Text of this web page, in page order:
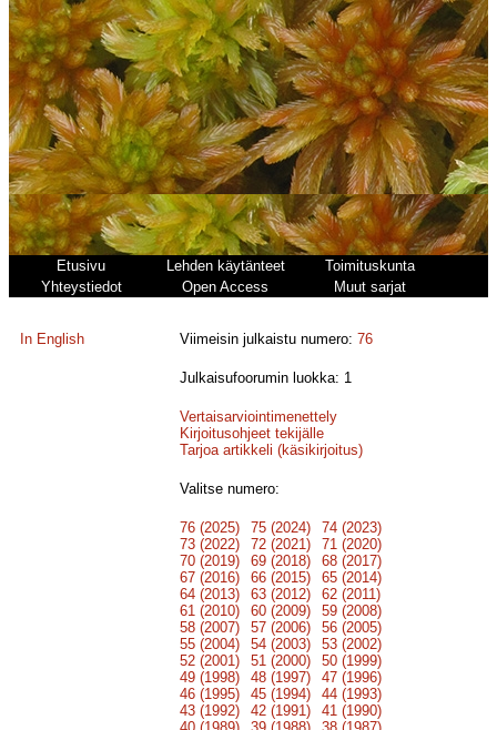
Etusivu Lehden käytänteet
Toimituskunta
Yhteystiedot
Open Access Muut sarjat
In English Viimeisin julkaistu numero:76
Julkaisufoorumin luokka: 1
Vertaisarviointimenettely
Kirjoitusohjeet tekijälle
Tarjoa artikkeli (käsikirjoitus)
Valitse numero:
76 (2025) 75 (2024)
74 (2023)
73 (2022)
72 (2021)
71 (2020)
70 (2019)
69 (2018)
68 (2017)
67 (2016)
66 (2015)
65 (2014)
64 (2013)
63 (2012)
62 (2011)
61 (2010)
60 (2009)
59 (2008)
58 (2007)
57 (2006)
56 (2005)
55 (2004)
54 (2003)
53 (2002)
52 (2001)
51 (2000)
50 (1999)
49 (1998)
48 (1997)
47 (1996)
46 (1995)
45 (1994)
44 (1993)
43 (1992)
42 (1991)
41 (1990)